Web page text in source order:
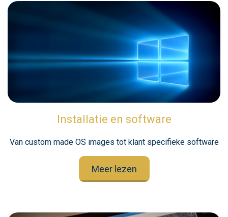
Installatie en software
Van custom made OS images tot klant specifieke software
Meer lezen